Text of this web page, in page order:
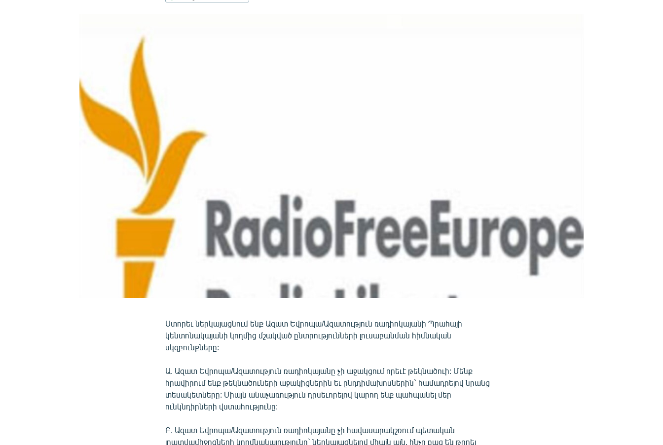
Ստորեւ ներկայացնում ենք Ազատ Եվրոպա/Ազատություն ռադիոկայանի Պրահայի
կենտոնակայանի կողմից մշակված ընտրությունների լուսաբանման հիմնական
սկզբունքները:
Ա. Ազատ Եվրոպա/Ազատություն ռադիոկայանը չի աջակցում որեւէ թեկնածուի: Մենք
հրավիրում ենք թեկնածուների աջակիցներին եւ ընդդիմախոսներին` համադրելով նրանց
տեսակետները: Միայն անաչառություն դրսեւորելով կարող ենք պահպանել մեր
ունկնդիրների վստահությունը:
Բ. Ազատ Եվրոպա/Ազատություն ռադիոկայանը չի հավասարակշռում պետական
լրատվամիջոցների կողմնակալությունը` ներկայացնելով միայն այն, ինչը բաց են թողել